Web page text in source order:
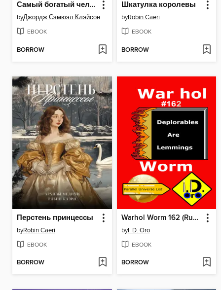
Самый богатый человек в Вавилоне
byДжордж Сэмюэл Клэйсон
EBOOK
BORROW
Шкатулка королевы
byRobin Caeri
EBOOK
BORROW
Перстень принцессы
byRobin Caeri
EBOOK
BORROW
Warhol Worm 162 (Russian Edition)
byI. D. Oro
EBOOK
BORROW